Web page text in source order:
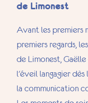
de Limonest
Avant les premiers
premiers regards,
de Limonest,
l'éveil langagier dès
la communication